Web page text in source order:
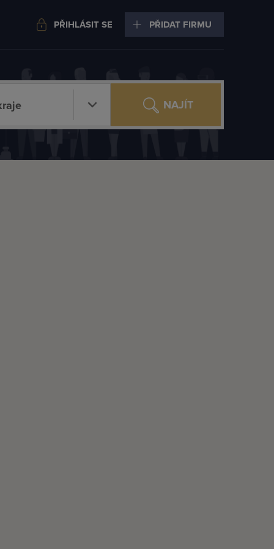
PŘIHLÁSIT SE PŘIDAT FIRMU
NAJÍT